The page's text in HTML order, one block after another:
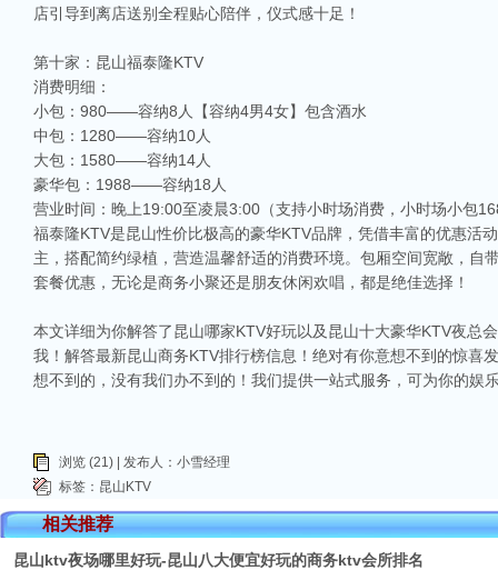
相关推荐
昆山ktv夜场哪里好玩-昆山八大便宜好玩的商务ktv会所排名
店引导到离店送别全程贴心陪伴，仪式感十足！
第十家：昆山福泰隆KTV
消费明细：
小包：980——容纳8人【容纳4男4女】包含酒水
中包：1280——容纳10人
大包：1580——容纳14人
豪华包：1988——容纳18人
营业时间：晚上19:00至凌晨3:00（支持小时场消费，小时场小包
福泰隆KTV是昆山性价比极高的豪华KTV品牌，凭借丰富的优惠活
主，搭配简约绿植，营造温馨舒适的消费环境。包厢空间宽敞，
套餐优惠，无论是商务小聚还是朋友休闲欢唱，都是绝佳选择！
本文详细为你解答了昆山哪家KTV好玩以及昆山十大豪华KTV夜总
我！解答最新昆山商务KTV排行榜信息！绝对有你意想不到的惊喜
想不到的，没有我们办不到的！我们提供一站式服务，可为你的娱
浏览 (21) | 发布人：小雪经理
标签： 昆山KTV